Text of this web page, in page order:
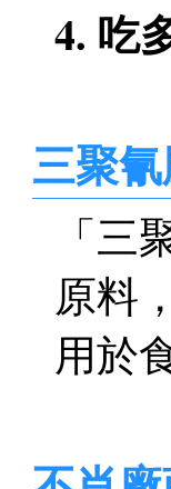
4. 吃
三聚
「
原料
用於